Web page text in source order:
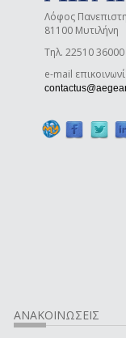
Λόφος
81100 Μυτιλήνη
Τηλ. 22510 36000
e-mail
ΑΝΑΚΟΙΝΩΣΕΙΣ